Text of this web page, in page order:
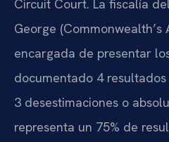
Circuit Court. La fiscalía
George (Commonwealth’s
encargada de presentar
documentado 4
3 desestimaciones o
representa un 75% de